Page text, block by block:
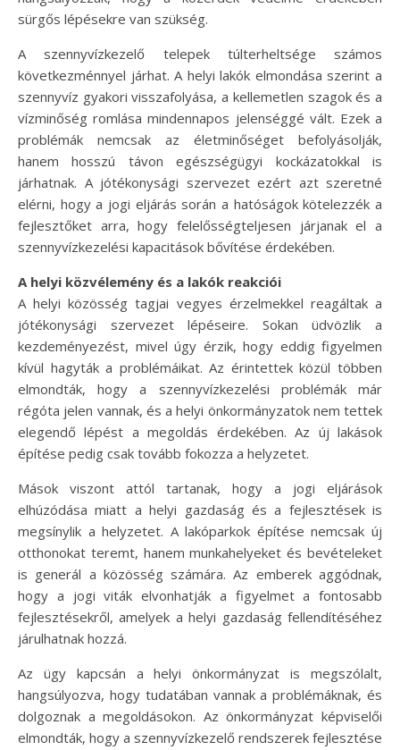
sürgős lépésekre van szükség.
A szennyvízkezelő telepek túlterheltsége számos
következménnyel járhat. A helyi lakók elmondása szerint a
szennyvíz gyakori visszafolyása, a kellemetlen szagok és a
vízminőség romlása mindennapos jelenséggé vált. Ezek a
problémák nemcsak az életminőséget befolyásolják,
hanem hosszú távon egészségügyi kockázatokkal is
járhatnak. A jótékonysági szervezet ezért azt szeretné
elérni, hogy a jogi eljárás során a hatóságok kötelezzék a
fejlesztőket arra, hogy felelősségteljesen járjanak el a
szennyvízkezelési kapacitások bővítése érdekében.
A helyi közvélemény és a lakók reakciói
A helyi közösség tagjai vegyes érzelmekkel reagáltak a
jótékonysági szervezet lépéseire. Sokan üdvözlik a
kezdeményezést, mivel úgy érzik, hogy eddig figyelmen
kívül hagyták a problémáikat. Az érintettek közül többen
elmondták, hogy a szennyvízkezelési problémák már
régóta jelen vannak, és a helyi önkormányzatok nem tettek
elegendő lépést a megoldás érdekében. Az új lakások
építése pedig csak tovább fokozza a helyzetet.
Mások viszont attól tartanak, hogy a jogi eljárások
elhúzódása miatt a helyi gazdaság és a fejlesztések is
megsínylik a helyzetet. A lakóparkok építése nemcsak új
otthonokat teremt, hanem munkahelyeket és bevételeket
is generál a közösség számára. Az emberek aggódnak,
hogy a jogi viták elvonhatják a figyelmet a fontosabb
fejlesztésekről, amelyek a helyi gazdaság fellendítéséhez
járulhatnak hozzá.
Az ügy kapcsán a helyi önkormányzat is megszólalt,
hangsúlyozva, hogy tudatában vannak a problémáknak, és
dolgoznak a megoldásokon. Az önkormányzat képviselői
elmondták, hogy a szennyvízkezelő rendszerek fejlesztése